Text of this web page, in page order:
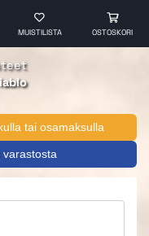
MUISTILISTA OSTOSKORI
tai osamaksulla